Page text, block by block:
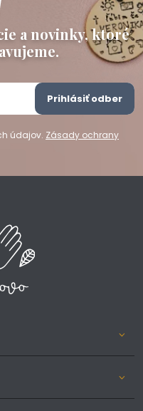
a novinky, ktoré
údajov. Zásady ochrany
Prihlásiť odber